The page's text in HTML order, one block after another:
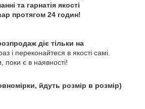
та гарнатія якості
протягом 24 годин!
діє тільки на
і переконайтеся в якості самі.
поки є в наявності!
йдуть розмір в розмір)